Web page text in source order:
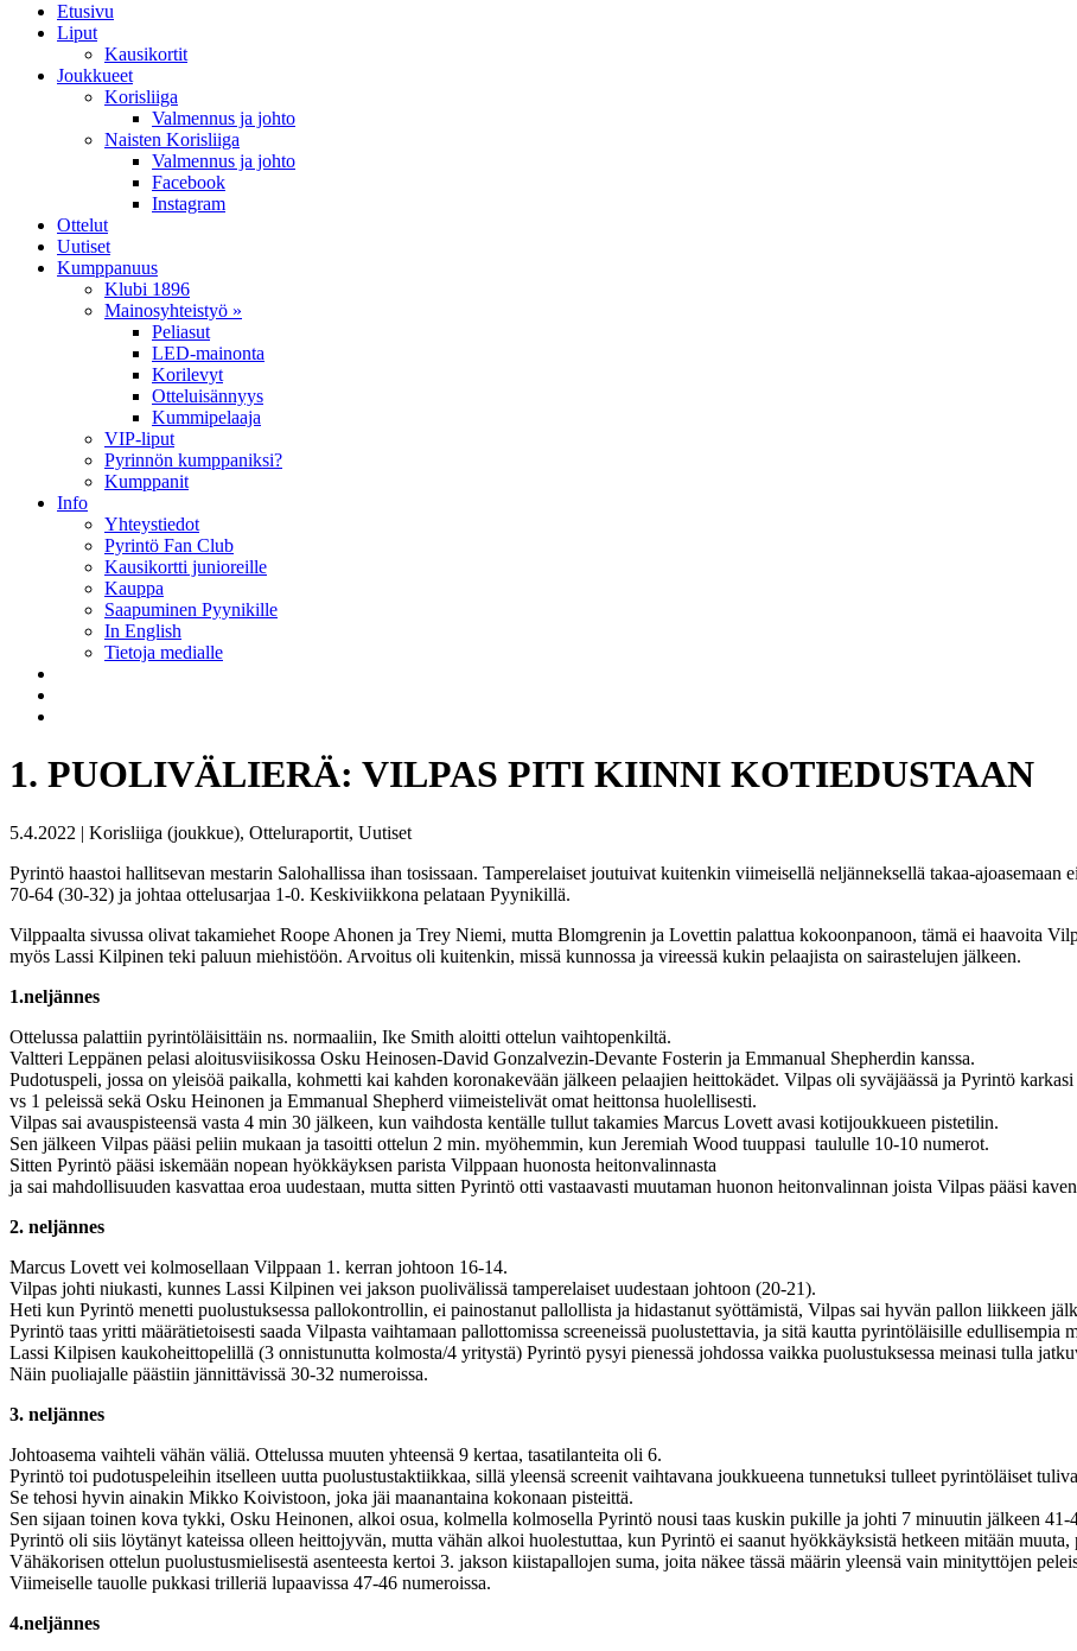
Etusivu
Liput
Kausikortit
Joukkueet
Korisliiga
Valmennus ja johto
Naisten Korisliiga
Valmennus ja johto
Facebook
Instagram
Ottelut
Uutiset
Kumppanuus
Klubi 1896
Mainosyhteistyö »
Peliasut
LED-mainonta
Korilevyt
Otteluisännyys
Kummipelaaja
VIP-liput
Pyrinnön kumppaniksi?
Kumppanit
Info
Yhteystiedot
Pyrintö Fan Club
Kausikortti junioreille
Kauppa
Saapuminen Pyynikille
In English
Tietoja medialle
1. PUOLIVÄLIERÄ: VILPAS PITI KIINNI KOTIEDUSTAAN
5.4.2022 | Korisliiga (joukkue), Otteluraportit, Uutiset
Pyrintö haastoi hallitsevan mestarin Salohallissa ihan tosissaan. Tamperelaiset joutuivat kuitenkin viimeisellä neljänneksellä takaa-ajoasemaan
70-64 (30-32) ja johtaa ottelusarjaa 1-0. Keskiviikkona pelataan Pyynikillä.
Vilppaalta sivussa olivat takamiehet Roope Ahonen ja Trey Niemi, mutta Blomgrenin ja Lovettin palattua kokoonpanoon, tämä ei haavoita
myös Lassi Kilpinen teki paluun miehistöön. Arvoitus oli kuitenkin, missä kunnossa ja vireessä kukin pelaajista on sairastelujen jälkeen.
1.neljännes
Ottelussa palattiin pyrintöläisittäin ns. normaaliin, Ike Smith aloitti ottelun vaihtopenkiltä.
Valtteri Leppänen pelasi aloitusviisikossa Osku Heinosen-David Gonzalvezin-Devante Fosterin ja Emmanual Shepherdin kanssa.
Pudotuspeli, jossa on yleisöä paikalla, kohmetti kai kahden koronakevään jälkeen pelaajien heittokädet. Vilpas oli syväjäässä ja Pyrintö
vs 1 peleissä sekä Osku Heinonen ja Emmanual Shepherd viimeistelivät omat heittonsa huolellisesti.
Vilpas sai avauspisteensä vasta 4 min 30 jälkeen, kun vaihdosta kentälle tullut takamies Marcus Lovett avasi kotijoukkueen pistetilin.
Sen jälkeen Vilpas pääsi peliin mukaan ja tasoitti ottelun 2 min. myöhemmin, kun Jeremiah Wood tuuppasi taululle 10-10 numerot.
Sitten Pyrintö pääsi iskemään nopean hyökkäyksen parista Vilppaan huonosta heitonvalinnasta
ja sai mahdollisuuden kasvattaa eroa uudestaan, mutta sitten Pyrintö otti vastaavasti muutaman huonon heitonvalinnan joista Vilpas pääsi
2. neljännes
Marcus Lovett vei kolmosellaan Vilppaan 1. kerran johtoon 16-14.
Vilpas johti niukasti, kunnes Lassi Kilpinen vei jakson puolivälissä tamperelaiset uudestaan johtoon (20-21).
Heti kun Pyrintö menetti puolustuksessa pallokontrollin, ei painostanut pallollista ja hidastanut syöttämistä, Vilpas sai hyvän pallon liikkeen
Pyrintö taas yritti määrätietoisesti saada Vilpasta vaihtamaan pallottomissa screeneissä puolustettavia, ja sitä kautta pyrintöläisille edullisempia
Lassi Kilpisen kaukoheittopelillä (3 onnistunutta kolmosta/4 yritystä) Pyrintö pysyi pienessä johdossa vaikka puolustuksessa meinasi tulla
Näin puoliajalle päästiin jännittävissä 30-32 numeroissa.
3. neljännes
Johtoasema vaihteli vähän väliä. Ottelussa muuten yhteensä 9 kertaa, tasatilanteita oli 6.
Pyrintö toi pudotuspeleihin itselleen uutta puolustustaktiikkaa, sillä yleensä screenit vaihtavana joukkueena tunnetuksi tulleet pyrintöläiset
Se tehosi hyvin ainakin Mikko Koivistoon, joka jäi maanantaina kokonaan pisteittä.
Sen sijaan toinen kova tykki, Osku Heinonen, alkoi osua, kolmella kolmosella Pyrintö nousi taas kuskin pukille ja johti 7 minuutin jälkeen 41-
Pyrintö oli siis löytänyt kateissa olleen heittojyvän, mutta vähän alkoi huolestuttaa, kun Pyrintö ei saanut hyökkäyksistä hetkeen mitään
Vähäkorisen ottelun puolustusmielisestä asenteesta kertoi 3. jakson kiistapallojen suma, joita näkee tässä määrin yleensä vain minityttöjen
Viimeiselle tauolle pukkasi trilleriä lupaavissa 47-46 numeroissa.
4.neljännes